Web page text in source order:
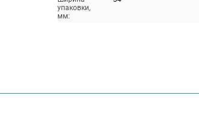
упаковки,
мм: